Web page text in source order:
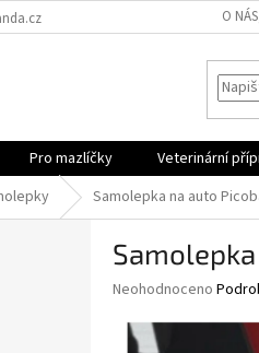
O
Pro mazlíčky Veterinární
Samolepka na auto
Průměrné
produktu
Neohodnoceno